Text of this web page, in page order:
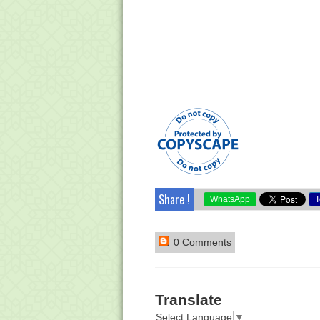
Share ! WhatsApp
0 Comments
Translate
Select Language ▼